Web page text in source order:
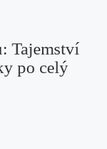
Tajemství
po celý